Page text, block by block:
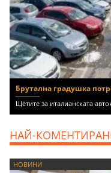
Брутална градушка
Щетите за италианската
НАЙ-
НОВИНИ